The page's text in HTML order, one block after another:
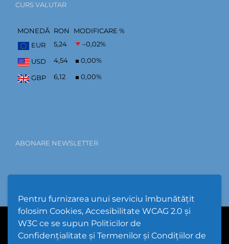
Pentru furnizarea unui serviciu îmbunătățit
folosim Cookies, Accesibilitate WCAG 2.0 și
W3C ce se supun Politicilor de
Confidențialitate și Termenilor și Condițiilor de
CURS VALUTAR
MONEDĂ RON
MODIFICARE %
EUR
5,24 –0,02%
USD 4,54 0,00%
GBP 6,12 0,00%
ABONARE NEWSLETTER
Hartă Website